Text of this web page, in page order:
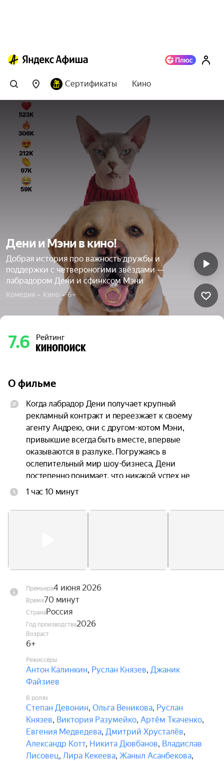
Сертификаты Кино
Дени и Мэни в кино!
Добрая история про важность дружбы и
поддержки с четвероногими звёздами —
лабрадором Дени и сфинксом Мэни
Комедия  •  Кино  •  6+
7.6 Рейтинг
О фильме
Когда лабрадор Дени получает крупный
рекламный контракт и переезжает к своему
агенту Андрею, они с другом-котом Мэни,
привыкшие всегда быть вместе, впервые
оказываются в разлуке. Погружаясь в
ослепительный мир шоу-бизнеса, Дени
постепенно понимает, что никакой успех не
способен заменить семью, а искренность ценнее
переживает кризис в отношениях с невестой, и
1 час 10 минут
Премьера4 июня 2026
Время70 минут
СтранаРоссия
Год производства2026
Возраст
6+
Режиссёры
Антон Калинкин, Руслан Князев, Джаник
Файзиев
В ролях
Степан Девонин, Ольга Веникова, Руслан
Князев, Виктория Разумейко, Артём Ткаченко,
Евгения Медведева, Дмитрий Хрусталёв,
Александр Котт, Никита Дювбанов, Владислав
Лисовец, Лира Кекеева, Жаныл Асанбекова,